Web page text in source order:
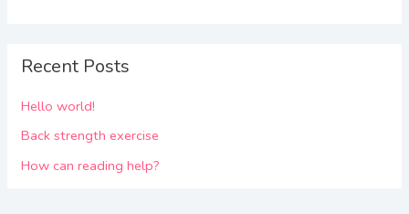
Recent Posts
Hello world!
Back strength exercise
How can reading help?